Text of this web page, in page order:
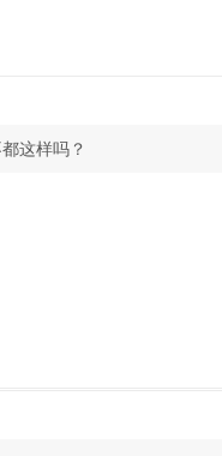
这样吗？